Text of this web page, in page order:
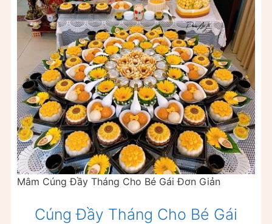
Mâm Cúng Đầy Tháng Cho Bé Gái Đơn Giản
Cúng Đầy Tháng Cho Bé Gái